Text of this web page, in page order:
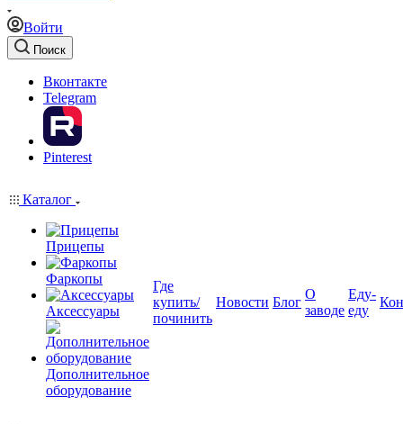
Войти
Поиск
Вконтакте
Telegram
Pinterest
Каталог
Прицепы
Фаркопы
Аксессуары
Дополнительное
оборудование
Где
купить/
починить
Новости Блог
О
заводе
Еду-
еду